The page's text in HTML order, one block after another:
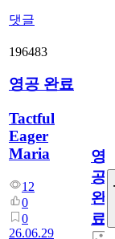
댓글
196483
영공 완료
Tactful
Eager
Maria
12
0
0
26.06.29
영
공
완
료